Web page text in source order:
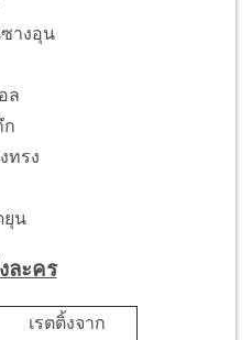
างอุน
ล
ก
ทรง
ยุน
ละคร
เรตติ้งจาก